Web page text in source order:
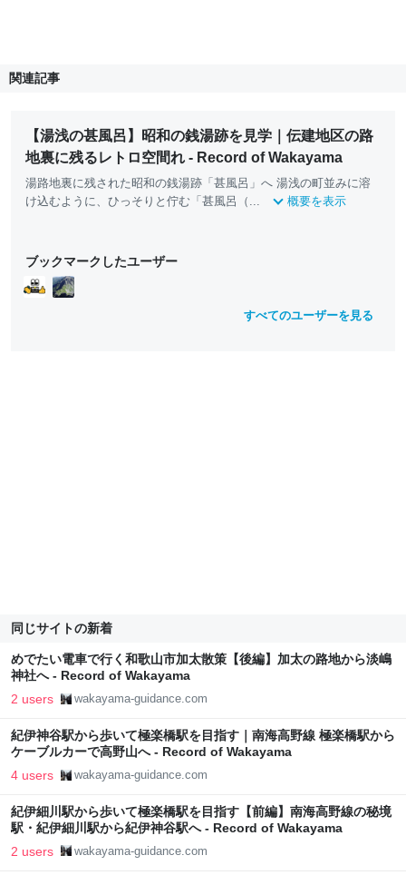
関連記事
【湯浅の甚風呂】昭和の銭湯跡を見学｜伝建地区の路
地裏に残るレトロ空間れ - Record of Wakayama
湯路地裏に残された昭和の銭湯跡「甚風呂」へ 湯浅の町並みに溶
け込むように、ひっそりと佇む「甚風呂（...
概要を表示
ブックマークしたユーザー
すべてのユーザーを見る
同じサイトの新着
めでたい電車で行く和歌山市加太散策【後編】加太の路地から淡嶋
神社へ - Record of Wakayama
2 users wakayama-guidance.com
紀伊神谷駅から歩いて極楽橋駅を目指す｜南海高野線 極楽橋駅から
ケーブルカーで高野山へ - Record of Wakayama
4 users wakayama-guidance.com
紀伊細川駅から歩いて極楽橋駅を目指す【前編】南海高野線の秘境
駅・紀伊細川駅から紀伊神谷駅へ - Record of Wakayama
2 users wakayama-guidance.com